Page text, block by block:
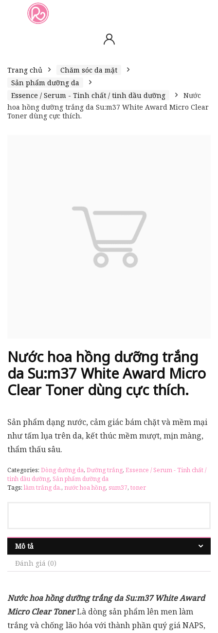
Trang chủ
Chăm sóc da mặt
Sản phẩm dưỡng da
Essence / Serum - Tinh chất / tinh dầu dưỡng
Nước
hoa hồng dưỡng trắng da Su:m37 White Award Micro Clear
Toner dùng cực thích.
Nước hoa hồng dưỡng trắng
da Su:m37 White Award Micro
Clear Toner dùng cực thích.
Sản phẩm dạng nước, cảm giác bám chặt và mềm mại
như tấm lụa trên da, kết thúc mềm mượt, mịn màng,
thẩm thấu sâu.
Categories: Dòng dưỡng da, Dưỡng trắng, Essence / Serum - Tinh chất /
tinh dầu dưỡng, Sản phẩm dưỡng da
Tags:làm trắng da., nước hoa hồng, sum37, toner
Mô tả
Đánh giá (0)
Nước hoa hồng dưỡng trắng da Su:m37 White Award
Micro Clear TonerLà dòng sản phẩm lên men làm
trắng và chống lão hóa với thành phần quý giá NAPS,